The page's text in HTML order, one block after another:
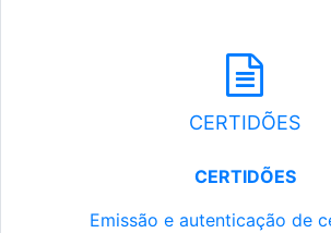
CERTIDÕES
CERTIDÕES
Emissão e autenticação de